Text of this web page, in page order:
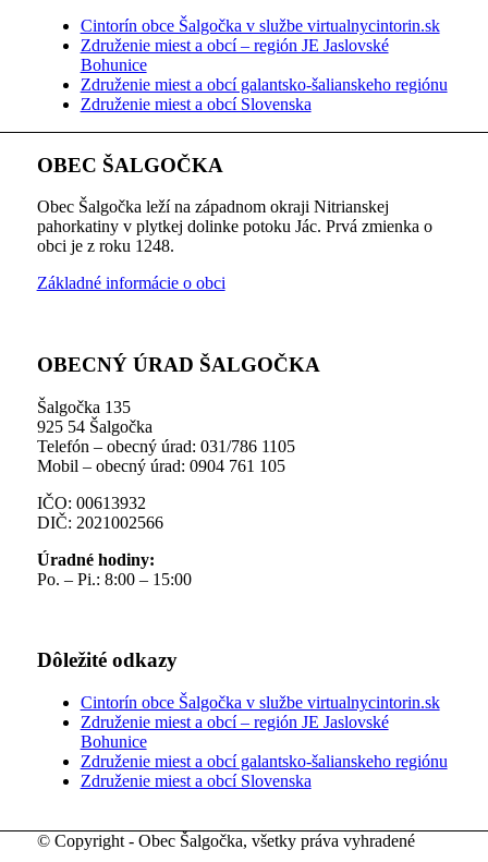
Cintorín obce Šalgočka v službe virtualnycintorin.sk
Združenie miest a obcí – región JE Jaslovské
Bohunice
Združenie miest a obcí galantsko-šalianskeho regiónu
Združenie miest a obcí Slovenska
OBEC ŠALGOČKA
Obec Šalgočka leží na západnom okraji Nitrianskej
pahorkatiny v plytkej dolinke potoku Jác. Prvá zmienka o
obci je z roku 1248.
Základné informácie o obci
OBECNÝ ÚRAD ŠALGOČKA
Šalgočka 135
925 54 Šalgočka
Telefón – obecný úrad: 031/786 1105
Mobil – obecný úrad: 0904 761 105
IČO: 00613932
DIČ: 2021002566
Úradné hodiny:
Po. – Pi.: 8:00 – 15:00
Dôležité odkazy
Cintorín obce Šalgočka v službe virtualnycintorin.sk
Združenie miest a obcí – región JE Jaslovské
Bohunice
Združenie miest a obcí galantsko-šalianskeho regiónu
Združenie miest a obcí Slovenska
© Copyright - Obec Šalgočka, všetky práva vyhradené